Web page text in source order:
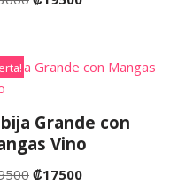
Grande con
Vino
₡17500